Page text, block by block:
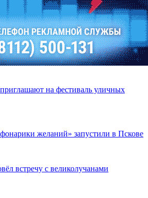
на фестиваль уличных
желаний» запустили в Пскове
встречу с великолучанами